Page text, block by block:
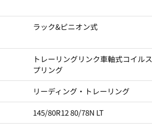
ラック&ピニオン式
トレーリングリンク車軸式コイルス
プリング
リーディング・トレーリング
145/80R12 80/78N LT